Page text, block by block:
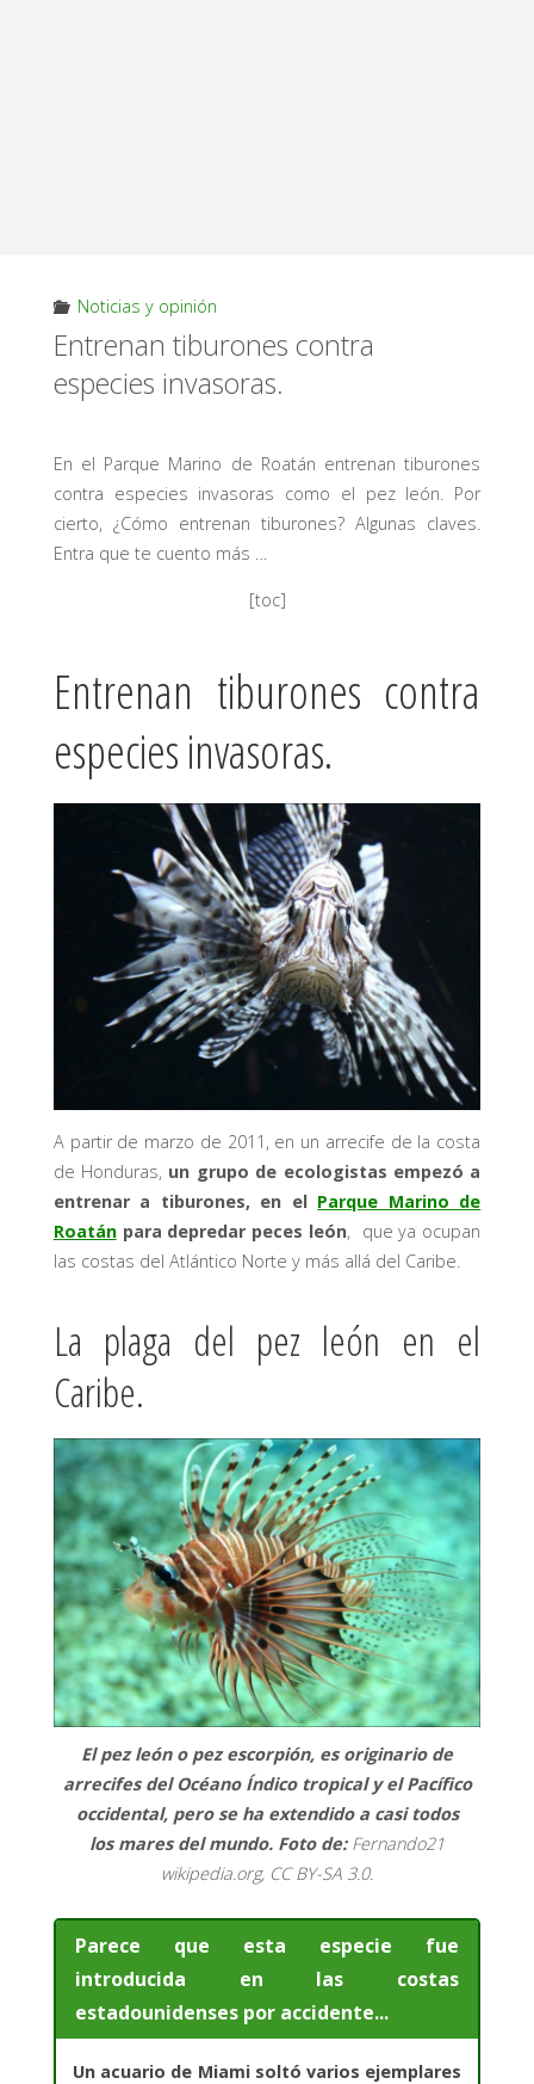
Noticias y opinión
Entrenan tiburones contra
especies invasoras.
En el Parque Marino de Roatán entrenan tiburones
contra especies invasoras como el pez león. Por
cierto, ¿Cómo entrenan tiburones? Algunas claves.
Entra que te cuento más …
[toc]
Entrenan tiburones contra
especies invasoras.
A partir de marzo de 2011, en un arrecife de la costa
de Honduras, un grupo de ecologistas empezó a
entrenar a tiburones, en el Parque Marino de
Roatánpara depredar peces león, que ya ocupan
las costas del Atlántico Norte y más allá del Caribe.
La plaga del pez león en el
Caribe.
El pez león o pez escorpión, es originario de
arrecifes del Océano Índico tropical y el Pacífico
occidental, pero se ha extendido a casi todos
los mares del mundo. Foto de: Fernando21
wikipedia.org, CC BY-SA 3.0.
Parece que esta especie fue
introducida en las costas
estadounidenses por accidente...
Un acuario de Miami soltó varios ejemplares